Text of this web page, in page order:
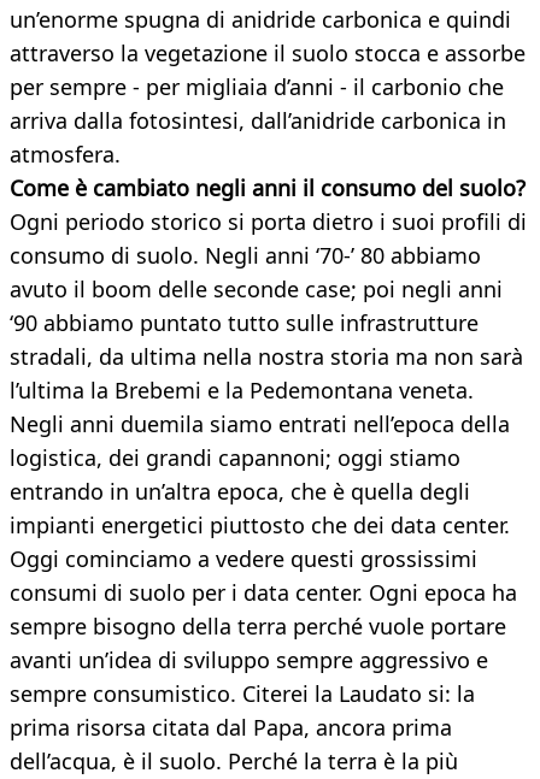
un’enorme spugna di anidride carbonica e quindi
attraverso la vegetazione il suolo stocca e assorbe
per sempre - per migliaia d’anni - il carbonio che
arriva dalla fotosintesi, dall’anidride carbonica in
atmosfera.
Come è cambiato negli anni il consumo del suolo?
Ogni periodo storico si porta dietro i suoi profili di
consumo di suolo. Negli anni ‘70-’ 80 abbiamo
avuto il boom delle seconde case; poi negli anni
‘90 abbiamo puntato tutto sulle infrastrutture
stradali, da ultima nella nostra storia ma non sarà
l’ultima la Brebemi e la Pedemontana veneta.
Negli anni duemila siamo entrati nell’epoca della
logistica, dei grandi capannoni; oggi stiamo
entrando in un’altra epoca, che è quella degli
impianti energetici piuttosto che dei data center.
Oggi cominciamo a vedere questi grossissimi
consumi di suolo per i data center. Ogni epoca ha
sempre bisogno della terra perché vuole portare
avanti un’idea di sviluppo sempre aggressivo e
sempre consumistico. Citerei la Laudato si: la
prima risorsa citata dal Papa, ancora prima
dell’acqua, è il suolo. Perché la terra è la più